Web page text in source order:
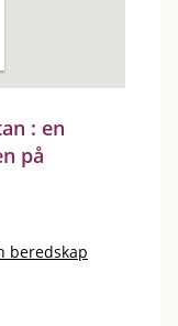
: en
på
beredskap